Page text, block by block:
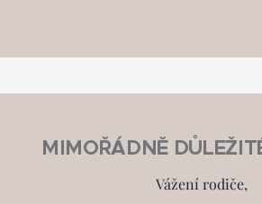
MIMOŘÁDNĚ
Vážení rodiče,